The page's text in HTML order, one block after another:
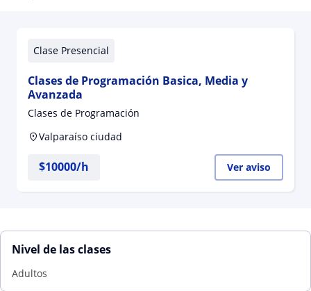
Clase Presencial
Clases de Programación Basica, Media y
Avanzada
Clases de Programación
Valparaíso ciudad
$10000/h Ver aviso
Nivel de las clases
Adultos